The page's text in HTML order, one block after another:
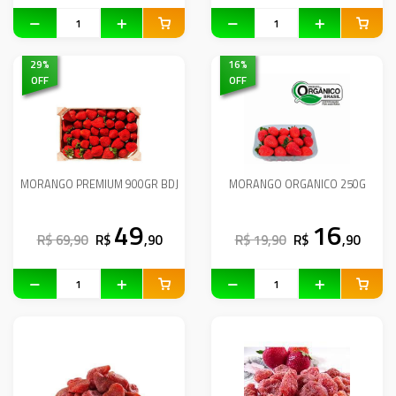
29%
OFF
MORANGO PREMIUM 900GR BDJ
R$ 69,90 R$ 49,90
16%
OFF
MORANGO ORGANICO 250G
R$ 19,90 R$ 16,90